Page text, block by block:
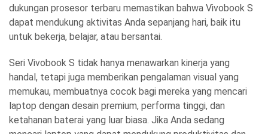
dukungan prosesor terbaru memastikan bahwa Vivobook S
dapat mendukung aktivitas Anda sepanjang hari, baik itu
untuk bekerja, belajar, atau bersantai.
Seri Vivobook S tidak hanya menawarkan kinerja yang
handal, tetapi juga memberikan pengalaman visual yang
memukau, membuatnya cocok bagi mereka yang mencari
laptop dengan desain premium, performa tinggi, dan
ketahanan baterai yang luar biasa. Jika Anda sedang